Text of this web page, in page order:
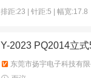
排距:23 | 针距:5 | 幅宽:17.8
Y-2023 PQ2014立
东莞市扬宇电子科技有限